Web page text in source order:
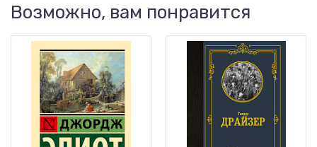
Возможно, вам понравится